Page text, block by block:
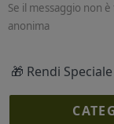
Se il messaggio non
anonima
🎁 Rendi